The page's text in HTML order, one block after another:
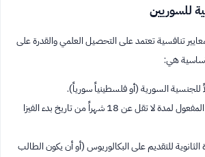
للسوريين
تنافسية تعتمد على التحصيل العلمي والقدرة على
هي:
السورية (أو فلسطينياً سورياً).
وجود جواز سفر ساري المفعول لمدة لا تقل عن 18 شهراً من تاريخ بدء الفيزا
للتقديم على البكالوريوس (أو أن يكون الطالب